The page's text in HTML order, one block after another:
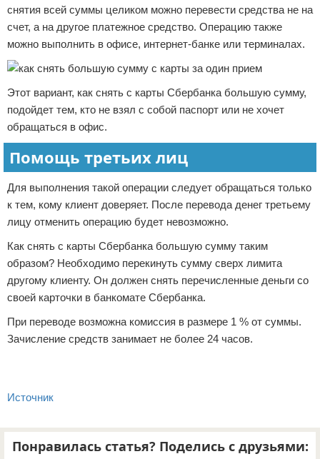
снятия всей суммы целиком можно перевести средства не на
счет, а на другое платежное средство. Операцию также
можно выполнить в офисе, интернет-банке или терминалах.
Этот вариант, как снять с карты Сбербанка большую сумму,
подойдет тем, кто не взял с собой паспорт или не хочет
обращаться в офис.
Помощь третьих лиц
Для выполнения такой операции следует обращаться только
к тем, кому клиент доверяет. После перевода денег третьему
лицу отменить операцию будет невозможно.
Как снять с карты Сбербанка большую сумму таким
образом? Необходимо перекинуть сумму сверх лимита
другому клиенту. Он должен снять перечисленные деньги со
своей карточки в банкомате Сбербанка.
При переводе возможна комиссия в размере 1 % от суммы.
Зачисление средств занимает не более 24 часов.
Источник
Понравилась статья? Поделись с друзьями: